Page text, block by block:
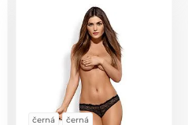
černá černá